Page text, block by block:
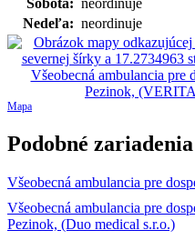
Nedeľa: neordinuje
Mapa
Podobné
Všeobecná ambulancia pre
Všeobecná ambulancia pre
Pezinok, (Duo medical s.r.o.)